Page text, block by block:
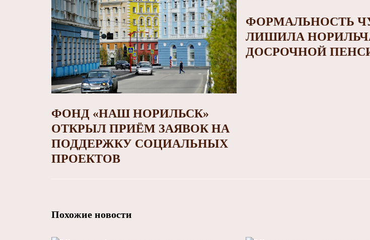
ФОНД «НАШ НОРИЛЬСК»
ОТКРЫЛ ПРИЁМ ЗАЯВОК НА
ПОДДЕРЖКУ СОЦИАЛЬНЫХ
ПРОЕКТОВ
ФОРМАЛЬНОСТЬ
ЛИШИЛА
ДОСРОЧНОЙ
Похожие новости